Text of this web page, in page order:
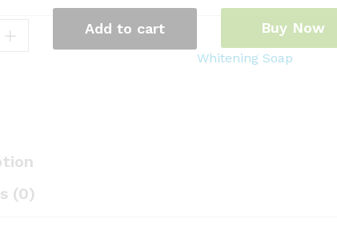
Add to cart Buy Now
Whitening Soap
(0)